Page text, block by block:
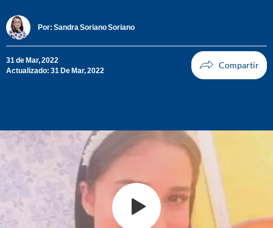
Por: Sandra Soriano Soriano
31 de Mar, 2022
Actualizado: 31 De Mar, 2022